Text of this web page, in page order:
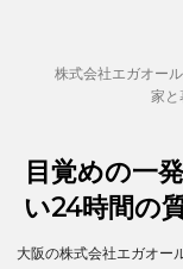
株式会社エガオー
家と
目覚めの一
い24時間の
大阪の株式会社エガオー